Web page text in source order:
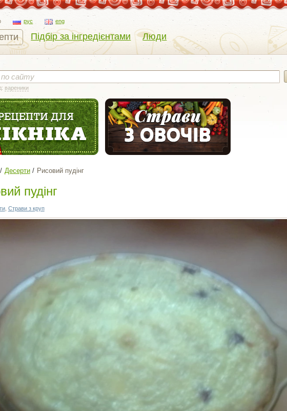
рус eng
Підбір за інгредієнтами Люди
вареники
Десерти Рисовий пудінг
пудінг
, Страви з круп